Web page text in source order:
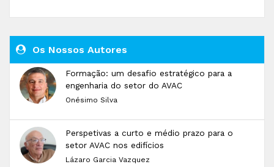
Os Nossos Autores
Formação: um desafio estratégico para a
engenharia do setor do AVAC
Onésimo Silva
Perspetivas a curto e médio prazo para o
setor AVAC nos edifícios
Lázaro Garcia Vazquez